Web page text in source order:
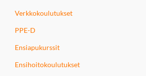
Verkkokoulutukset
PPE-D
Ensiapukurssit
Ensihoitokoulutukset